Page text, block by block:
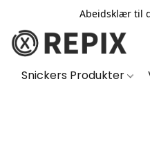
Abeidsklær til
Snickers Produkter